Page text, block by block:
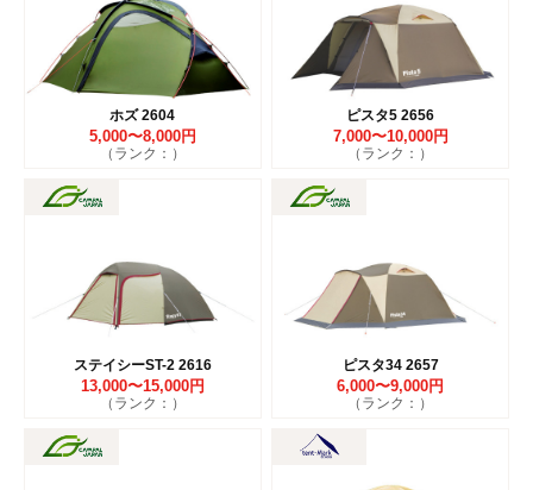
ホズ 2604
5,000〜8,000円
（ランク：）
ピスタ5 2656
7,000〜10,000円
（ランク：）
ステイシーST-2 2616
13,000〜15,000円
（ランク：）
ピスタ34 2657
6,000〜9,000円
（ランク：）